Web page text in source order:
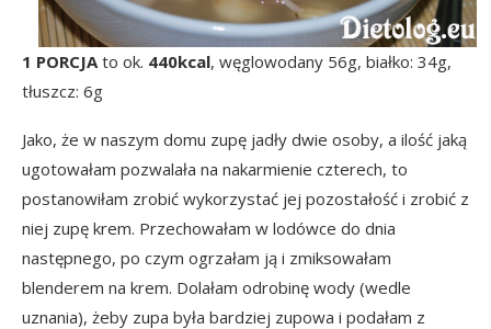
1 PORCJAto ok. 440kcal, węglowodany 56g, białko: 34g,
tłuszcz: 6g
Jako, że w naszym domu zupę jadły dwie osoby, a ilość jaką
ugotowałam pozwalała na nakarmienie czterech, to
postanowiłam zrobić wykorzystać jej pozostałość i zrobić z
niej zupę krem. Przechowałam w lodówce do dnia
następnego, po czym ogrzałam ją i zmiksowałam
blenderem na krem. Dolałam odrobinę wody (wedle
uznania), żeby zupa była bardziej zupowa i podałam z